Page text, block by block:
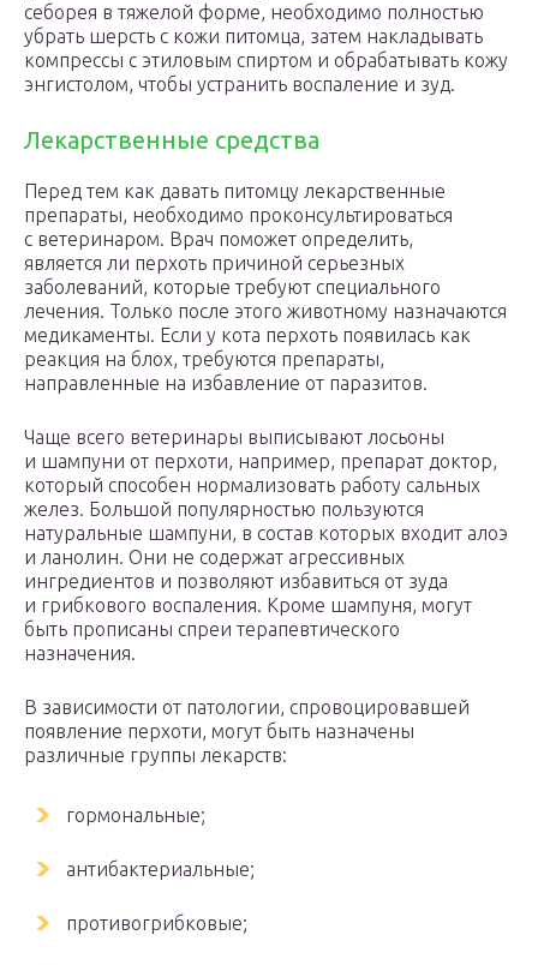
себорея в тяжелой форме, необходимо полностью
убрать шерсть с кожи питомца, затем накладывать
компрессы с этиловым спиртом и обрабатывать кожу
энгистолом, чтобы устранить воспаление и зуд.
Лекарственные средства
Перед тем как давать питомцу лекарственные
препараты, необходимо проконсультироваться
с ветеринаром. Врач поможет определить,
является ли перхоть причиной серьезных
заболеваний, которые требуют специального
лечения. Только после этого животному назначаются
медикаменты. Если у кота перхоть появилась как
реакция на блох, требуются препараты,
направленные на избавление от паразитов.
Чаще всего ветеринары выписывают лосьоны
и шампуни от перхоти, например, препарат доктор,
который способен нормализовать работу сальных
желез. Большой популярностью пользуются
натуральные шампуни, в состав которых входит алоэ
и ланолин. Они не содержат агрессивных
ингредиентов и позволяют избавиться от зуда
и грибкового воспаления. Кроме шампуня, могут
быть прописаны спреи терапевтического
назначения.
В зависимости от патологии, спровоцировавшей
появление перхоти, могут быть назначены
различные группы лекарств:
гормональные;
антибактериальные;
противогрибковые;